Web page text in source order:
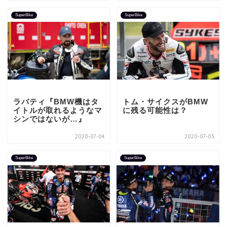
SuperBike
ラバティ『BMW機はタ
イトルが取れるようなマ
シンではないが…』
2020-07-04
SuperBike
トム・サイクスがBMW
に残る可能性は？
2020-07-03
SuperBike SuperBike